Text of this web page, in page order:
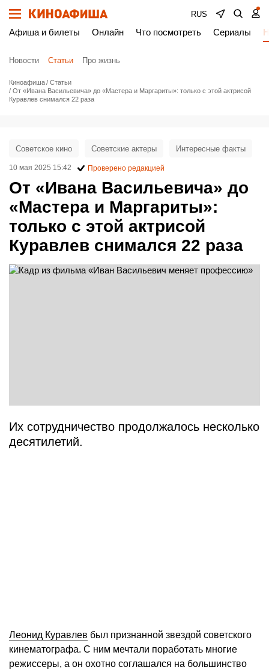
RUS
Афиша и билеты Онлайн Что посмотреть Сериалы
Новости Статьи Про жизнь
Киноафиша
Статьи
От «Ивана Васильевича» до «Мастера и Маргариты»: только с этой актрисой
Куравлев снимался 22 раза
От «Ивана Васильевича» до
«Мастера и Маргариты»:
только с этой актрисой
Куравлев снимался 22 раза
Советское кино Советские актеры Интересные факты
10 мая 2025 15:42 Проверено редакцией
Их сотрудничество продолжалось несколько
десятилетий.
Леонид Куравлев был признанной звездой советского
кинематографа. С ним мечтали поработать многие
режиссеры, а он охотно соглашался на большинство